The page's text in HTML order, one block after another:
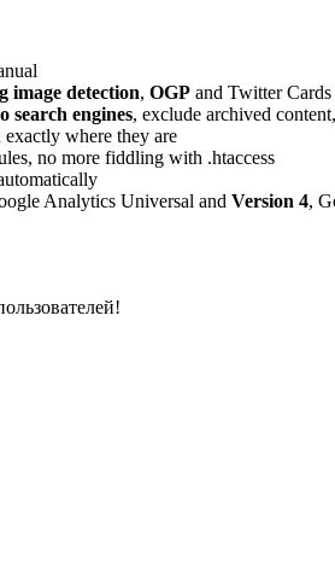
image detection, OGP and Twitter Cards
search engines, exclude archived
exactly where they are
no more fiddling with .htaccess
Analytics Universal and Version 4,